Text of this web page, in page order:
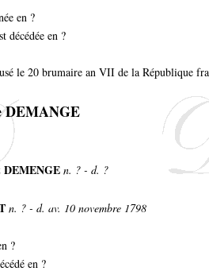
en ?
décédée en ?
le 20 brumaire an VII de la République
DEMANGE
DEMENGE n. ? - d. ?
n. ? - d. av. 10 novembre 1798
?
en ?